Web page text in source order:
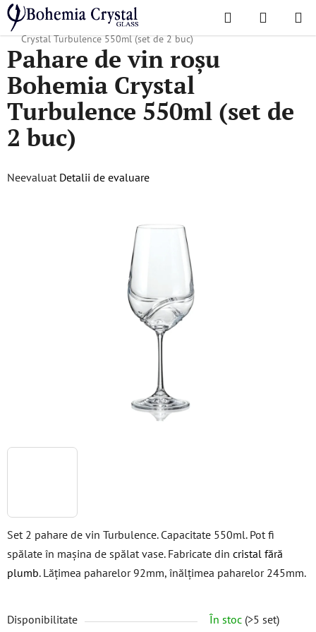
Treci
conținut
Căutare
DE
Acasă
/ Colecții populare / Turbulence
Pahare de vin roșu Bohemia
Crystal Turbulence 550ml (set de 2 buc)
Set 2 pahare de vin Turbulence. Capacitate 550ml. Pot fi
spălate în mașina de spălat vase. Fabricate din cristal fără
plumb. Lățimea paharelor 92mm, înălțimea paharelor 245mm.
Disponibilitate În stoc (>5 set)
Pahare de vin roșu
Bohemia Crystal
Turbulence 550ml (set de
2 buc)
Evaluarea
Neevaluat Detalii de evaluare